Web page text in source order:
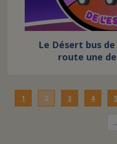
Le Désert bus de
route une
1 2 3 4 5